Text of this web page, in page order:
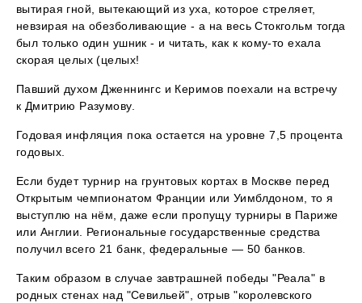
вытирая гной, вытекающий из уха, которое стреляет,
невзирая на обезболивающие - а на весь Стокгольм тогда
был только один ушник - и читать, как к кому-то ехала
скорая целых (целых!
Павший духом Дженнингс и Керимов поехали на встречу
к Дмитрию Разумову.
Годовая инфляция пока остается на уровне 7,5 процента
годовых.
Если будет турнир на грунтовых кортах в Москве перед
Открытым чемпионатом Франции или Уимблдоном, то я
выступлю на нём, даже если пропущу турниры в Париже
или Англии. Региональные государственные средства
получил всего 21 банк, федеральные — 50 банков.
Таким образом в случае завтрашней победы "Реала" в
родных стенах над "Севильей", отрыв "королевского